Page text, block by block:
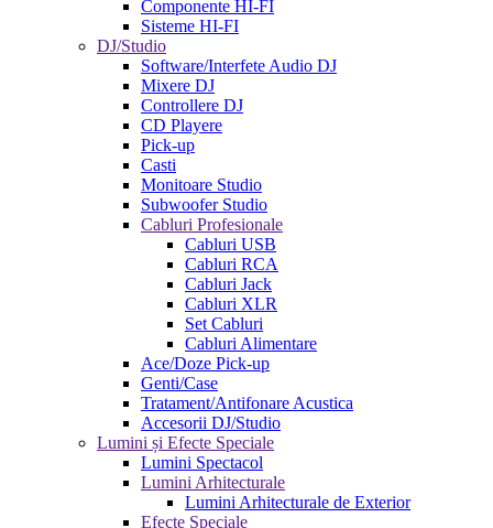
Componente HI-FI
Sisteme HI-FI
DJ/Studio
Software/Interfete Audio DJ
Mixere DJ
Controllere DJ
CD Playere
Pick-up
Casti
Monitoare Studio
Subwoofer Studio
Cabluri Profesionale
Cabluri USB
Cabluri RCA
Cabluri Jack
Cabluri XLR
Set Cabluri
Cabluri Alimentare
Ace/Doze Pick-up
Genti/Case
Tratament/Antifonare Acustica
Accesorii DJ/Studio
Lumini și Efecte Speciale
Lumini Spectacol
Lumini Arhitecturale
Lumini Arhitecturale de Exterior
Efecte Speciale